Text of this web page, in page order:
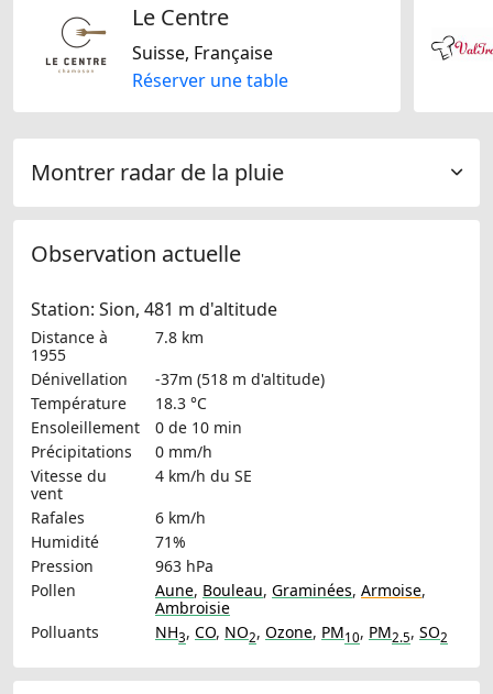
Le Centre
Suisse, Française
Réserver une table
Montrer radar de la pluie
Observation actuelle
Station: Sion, 481 m d'altitude
Distance à
1955
7.8 km
Dénivellation
-37m (518 m d'altitude)
Température
18.3 °C
Ensoleillement
0 de 10 min
Précipitations
0 mm/h
Vitesse du
vent
4 km/h du SE
Rafales
6 km/h
Humidité
71%
Pression
963 hPa
Pollen
Aune, Bouleau, Graminées, Armoise,
Ambroisie
Polluants
NH3, CO, NO2, Ozone, PM10, PM2.5, SO2